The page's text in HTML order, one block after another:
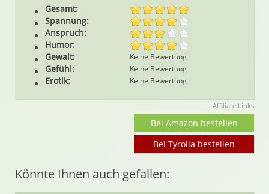
Gesamt:
Spannung:
Anspruch:
Humor:
Gewalt:
Keine Bewertung
Gefühl: Keine Bewertung
Erotik: Keine Bewertung
Affiliate Links
Bei Amazon bestellen
Bei Tyrolia bestellen
Könnte Ihnen auch gefallen: